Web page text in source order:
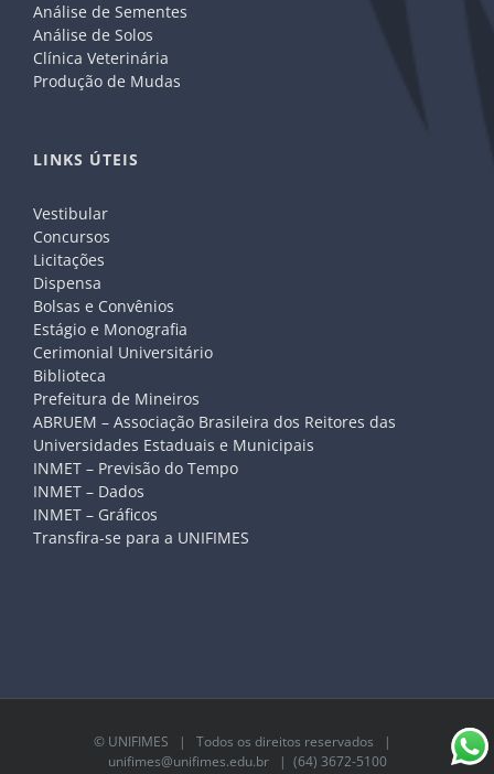
Análise de Sementes
Análise de Solos
Clínica Veterinária
Produção de Mudas
LINKS ÚTEIS
Vestibular
Concursos
Licitações
Dispensa
Bolsas e Convênios
Estágio e Monografia
Cerimonial Universitário
Biblioteca
Prefeitura de Mineiros
ABRUEM – Associação Brasileira dos Reitores das
Universidades Estaduais e Municipais
INMET – Previsão do Tempo
INMET – Dados
INMET – Gráficos
Transfira-se para a UNIFIMES
© UNIFIMES | Todos os direitos reservados |
unifimes@unifimes.edu.br| (64) 3672-5100